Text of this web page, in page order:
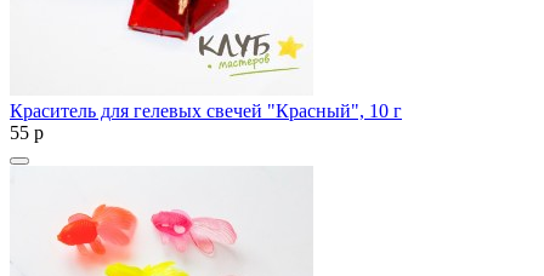
Краситель для гелевых свечей "Красный", 10 г
55 p